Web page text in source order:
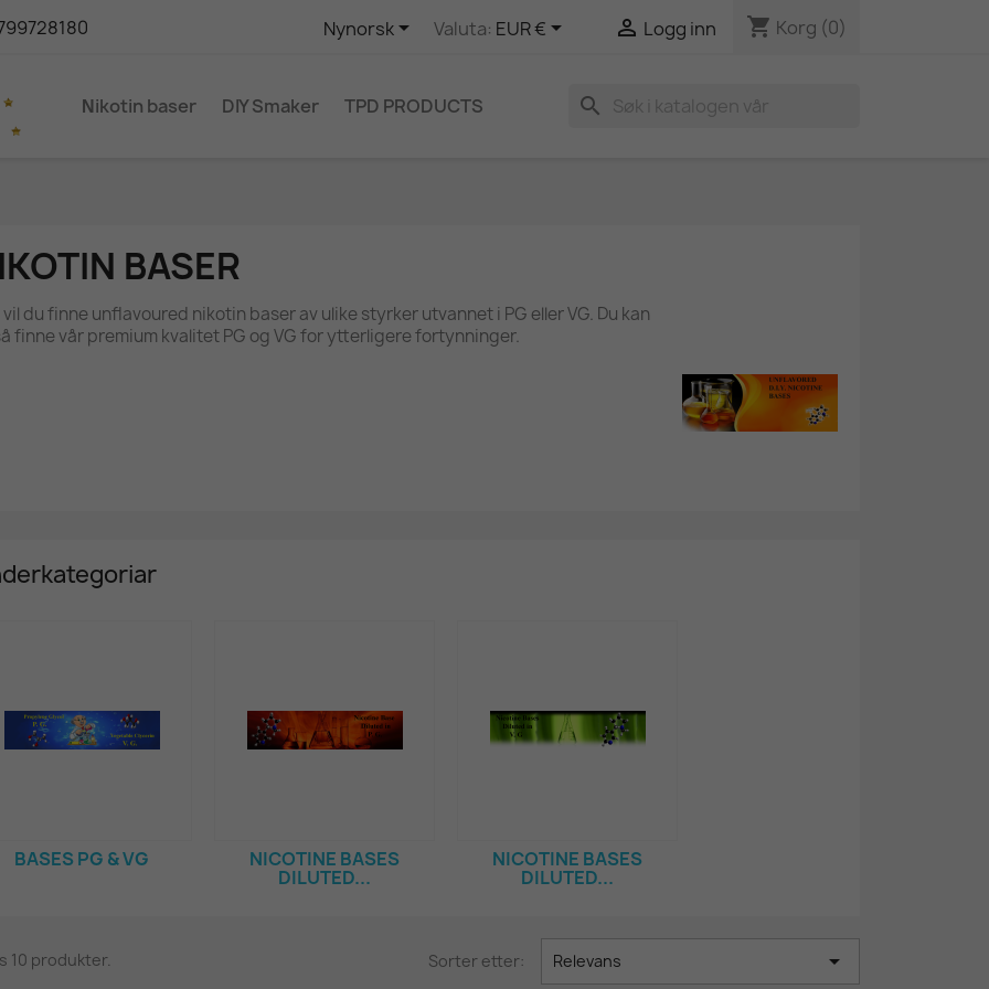
Nynorsk Valuta: EUR €  Logg inn shopping_cart Korg (0)
Νikotin baser DIY Smaker TPD PRODUCTS search
BASER
du finne unflavoured nikotin baser av ulike styrker utvannet i PG eller VG. Du kan
finne vår premium kvalitet PG og VG for ytterligere fortynninger.
BASES PG & VG NICOTINE BASES
DILUTED...
NICOTINE BASES
DILUTED...
10 produkter. Sorter etter: Relevans 